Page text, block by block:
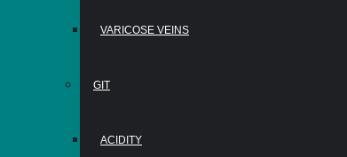
VARICOSE VEINS
GIT
ACIDITY